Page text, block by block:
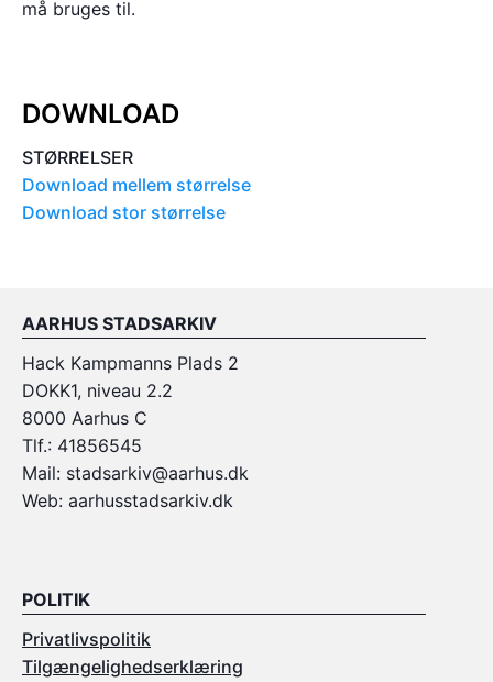
må bruges til.
DOWNLOAD
STØRRELSER
Download mellem størrelse
Download stor størrelse
AARHUS STADSARKIV
Hack Kampmanns Plads 2
DOKK1, niveau 2.2
8000 Aarhus C
Tlf.: 41856545
Mail: stadsarkiv@aarhus.dk
Web: aarhusstadsarkiv.dk
POLITIK
Privatlivspolitik
Tilgængelighedserklæring